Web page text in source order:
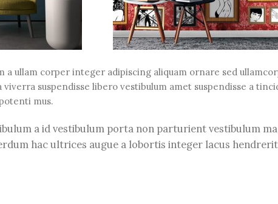
a ullam corper integer adipiscing aliquam ornare sed
viverra suspendisse libero vestibulum amet suspendisse a
mus.
a id vestibulum porta non parturient vestibulum
hac ultrices augue a lobortis integer lacus